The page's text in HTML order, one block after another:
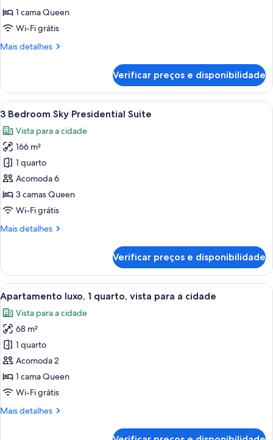
City
View
Accessible
1 cama Queen
Wi-Fi grátis
Mais detalhes
Mais
City
View
Accessible
Verificar preços e disponibilidade
Carrega
todas
as
fotos
de
3
Bedroom
Sky
Presidential
Suite
Uma sala de estar moderna com um
29
3 Bedroom Sky Presidential Suite
Vista para a cidade
166 m²
1 quarto
Acomoda 6
3 camas Queen
Wi-Fi grátis
Mais detalhes
Mais
Bedroom
Sky
Presidential
Suite
Verificar preços e disponibilidade
Carrega
todas
as
fotos
de
Apartamento
luxo,
1
quarto,
vista
Uma sala de estar moderna com um
20
Apartamento luxo, 1 quarto, vista para a cidade
Vista para a cidade
68 m²
1 quarto
Acomoda 2
1 cama Queen
Wi-Fi grátis
Mais detalhes
Mais